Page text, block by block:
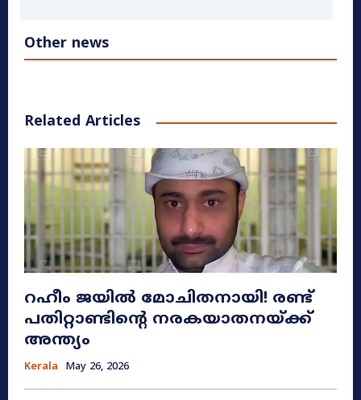
Other news
Related Articles
റഹീം ജയിൽ മോചിതനായി! രണ്ട്
പതിറ്റാണ്ടിന്റെ നരകയാതനയ്ക്ക്
അന്ത്യം
Kerala May 26, 2026